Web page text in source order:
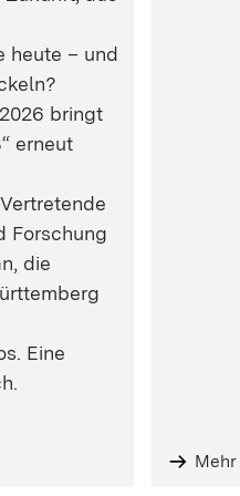
heute – und
bringt
erneut
Forschung
die
Eine
Mehr